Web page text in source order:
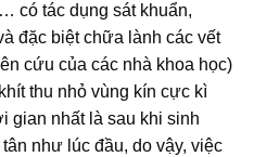
có tác dụng sát khuẩn,
đặc biệt chữa lành các vết
cứu của các nhà khoa học)
thu nhỏ vùng kín cực kì
gian nhất là sau khi sinh
như lúc đầu, do vậy, việc